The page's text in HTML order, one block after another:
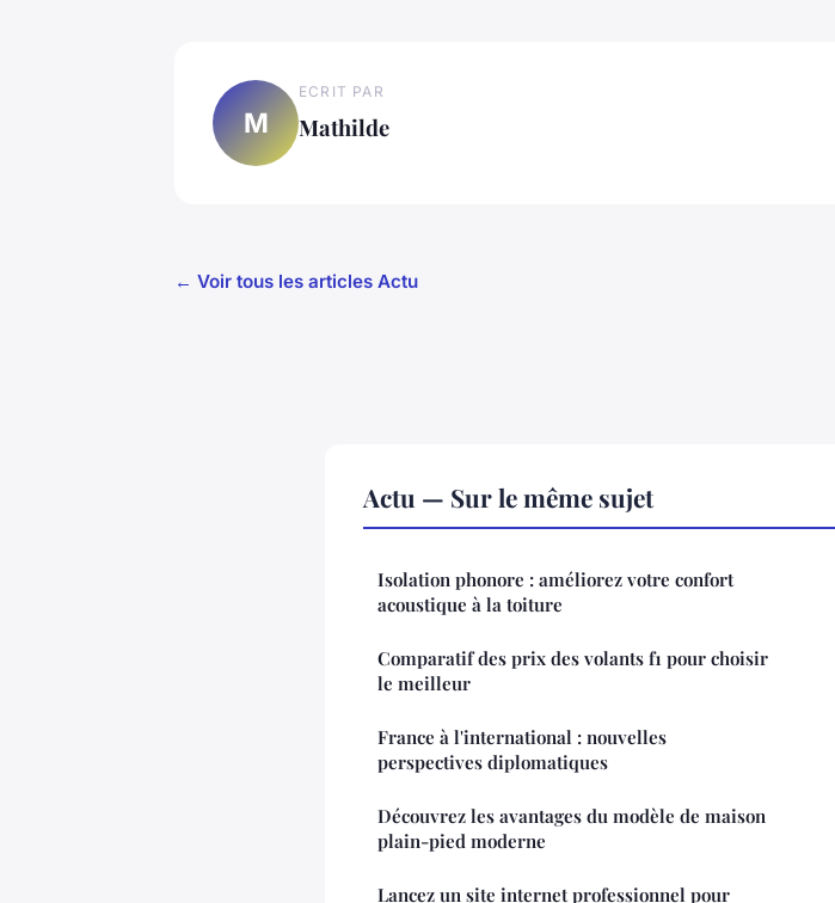
M
ECRIT PAR
Mathilde
← Voir tous les articles Actu
Actu — Sur le même sujet
Isolation phonore : améliorez votre confort
acoustique à la toiture
Comparatif des prix des volants f1 pour choisir
le meilleur
France à l'international : nouvelles
perspectives diplomatiques
Découvrez les avantages du modèle de maison
plain-pied moderne
Lancez un site internet professionnel pour